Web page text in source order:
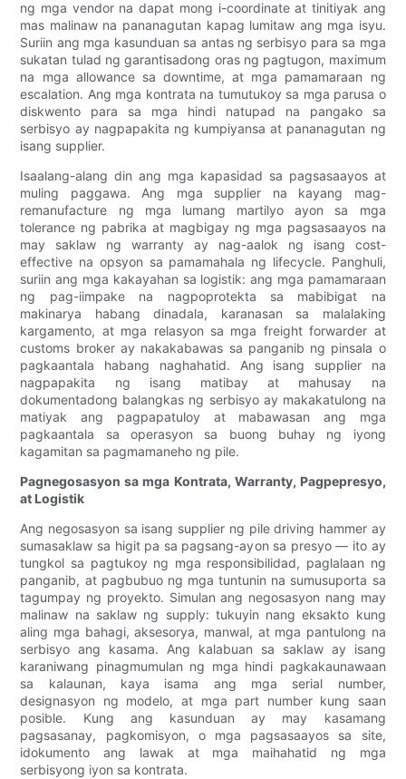
ng mga vendor na dapat mong i-coordinate at tinitiyak ang
mas malinaw na pananagutan kapag lumitaw ang mga isyu.
Suriin ang mga kasunduan sa antas ng serbisyo para sa mga
sukatan tulad ng garantisadong oras ng pagtugon, maximum
na mga allowance sa downtime, at mga pamamaraan ng
escalation. Ang mga kontrata na tumutukoy sa mga parusa o
diskwento para sa mga hindi natupad na pangako sa
serbisyo ay nagpapakita ng kumpiyansa at pananagutan ng
isang supplier.
Isaalang-alang din ang mga kapasidad sa pagsasaayos at
muling paggawa. Ang mga supplier na kayang mag-
remanufacture ng mga lumang martilyo ayon sa mga
tolerance ng pabrika at magbigay ng mga pagsasaayos na
may saklaw ng warranty ay nag-aalok ng isang cost-
effective na opsyon sa pamamahala ng lifecycle. Panghuli,
suriin ang mga kakayahan sa logistik: ang mga pamamaraan
ng pag-iimpake na nagpoprotekta sa mabibigat na
makinarya habang dinadala, karanasan sa malalaking
kargamento, at mga relasyon sa mga freight forwarder at
customs broker ay nakakabawas sa panganib ng pinsala o
pagkaantala habang naghahatid. Ang isang supplier na
nagpapakita ng isang matibay at mahusay na
dokumentadong balangkas ng serbisyo ay makakatulong na
matiyak ang pagpapatuloy at mabawasan ang mga
pagkaantala sa operasyon sa buong buhay ng iyong
kagamitan sa pagmamaneho ng pile.
Pagnegosasyon sa mga Kontrata, Warranty, Pagpepresyo,
at Logistik
Ang negosasyon sa isang supplier ng pile driving hammer ay
sumasaklaw sa higit pa sa pagsang-ayon sa presyo — ito ay
tungkol sa pagtukoy ng mga responsibilidad, paglalaan ng
panganib, at pagbubuo ng mga tuntunin na sumusuporta sa
tagumpay ng proyekto. Simulan ang negosasyon nang may
malinaw na saklaw ng supply: tukuyin nang eksakto kung
aling mga bahagi, aksesorya, manwal, at mga pantulong na
serbisyo ang kasama. Ang kalabuan sa saklaw ay isang
karaniwang pinagmumulan ng mga hindi pagkakaunawaan
sa kalaunan, kaya isama ang mga serial number,
designasyon ng modelo, at mga part number kung saan
posible. Kung ang kasunduan ay may kasamang
pagsasanay, pagkomisyon, o mga pagsasaayos sa site,
idokumento ang lawak at mga maihahatid ng mga
serbisyong iyon sa kontrata.